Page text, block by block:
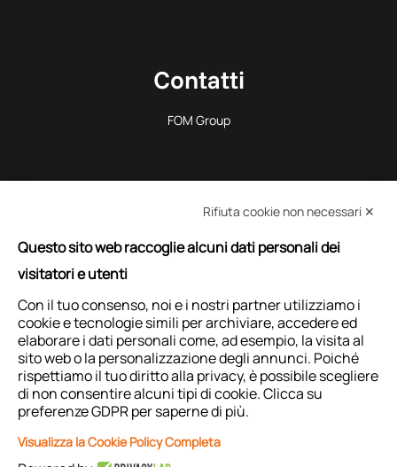
Contatti
FOM Group
RICHIEDI INFORMAZIONI
RICHIEDI ASSISTENZA
Rifiuta cookie non necessari ✕
Questo sito web raccoglie alcuni dati personali dei
visitatori e utenti
Con il tuo consenso, noi e i nostri partner utilizziamo i
cookie e tecnologie simili per archiviare, accedere ed
elaborare i dati personali come, ad esempio, la visita al
sito web o la personalizzazione degli annunci. Poiché
rispettiamo il tuo diritto alla privacy, è possibile scegliere
di non consentire alcuni tipi di cookie. Clicca su
preferenze GDPR per saperne di più.
Visualizza la Cookie Policy Completa